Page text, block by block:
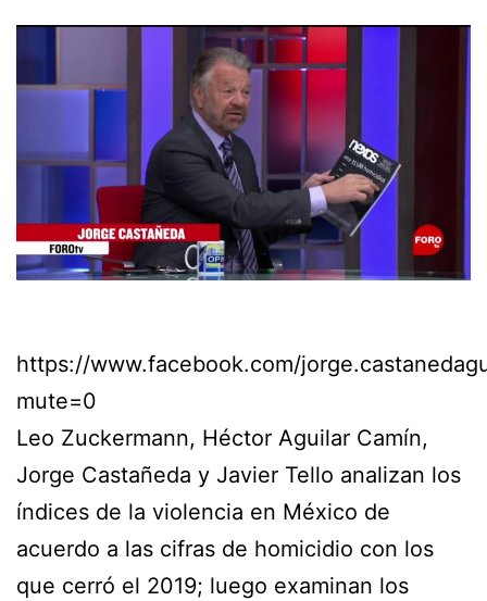
https://www.facebook.com/
mute=0
Leo Zuckermann, Héctor Aguilar Camín,
Jorge Castañeda y Javier Tello analizan los
índices de la violencia en México de
acuerdo a las cifras de homicidio con los
que cerró el 2019; luego examinan los